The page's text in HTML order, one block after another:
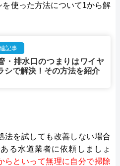
使った方法について1から解
記事
・排水口のつまりはワイヤ
シで解決！その方法を紹介
法を試しても改善しない場合
る水道業者に依頼しましょ
らといって無理に自分で掃除